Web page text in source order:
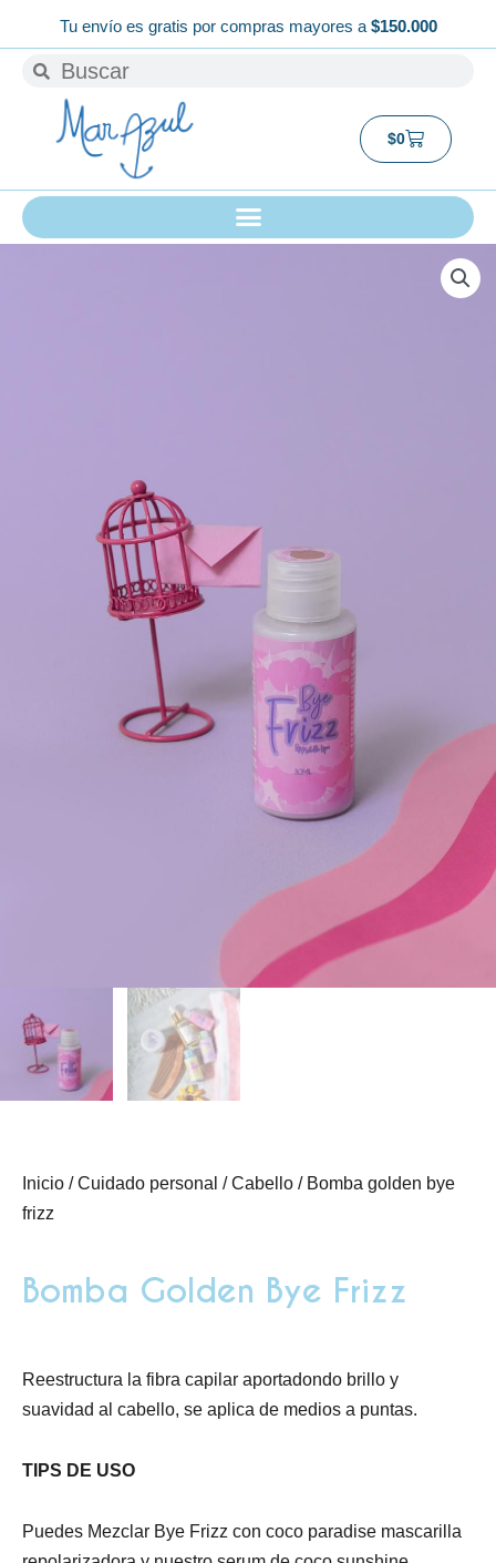
contenido
Tu envío es gratis por compras mayores a $150.000
BuscarBuscar
$0Carrito
Inicio /Cuidado personal /Cabello / Bomba golden bye
frizz
Bomba Golden Bye Frizz
Reestructura la fibra capilar aportadondo brillo y
suavidad al cabello, se aplica de medios a puntas.
TIPS DE USO
Puedes Mezclar Bye Frizz con coco paradise mascarilla